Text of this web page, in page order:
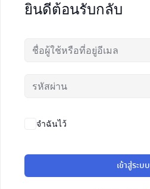
ยินดีต้อนรับกลับ
จำฉันไว้
เข้าสู่ระบบ